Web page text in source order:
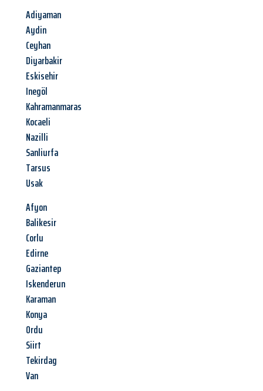
Adiyaman
Aydin
Ceyhan
Diyarbakir
Eskisehir
Inegöl
Kahramanmaras
Kocaeli
Nazilli
Sanliurfa
Tarsus
Usak
Afyon
Balikesir
Corlu
Edirne
Gaziantep
Iskenderun
Karaman
Konya
Ordu
Siirt
Tekirdag
Van